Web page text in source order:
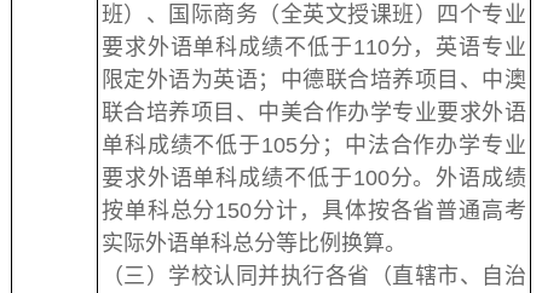
班）、国际商务（全英文授课班）四个专业
要求外语单科成绩不低于110分，英语专业
限定外语为英语；中德联合培养项目、中澳
联合培养项目、中美合作办学专业要求外语
单科成绩不低于105分；中法合作办学专业
要求外语单科成绩不低于100分。外语成绩
按单科总分150分计，具体按各省普通高考
实际外语单科总分等比例换算。
（三）学校认同并执行各省（直辖市、自治